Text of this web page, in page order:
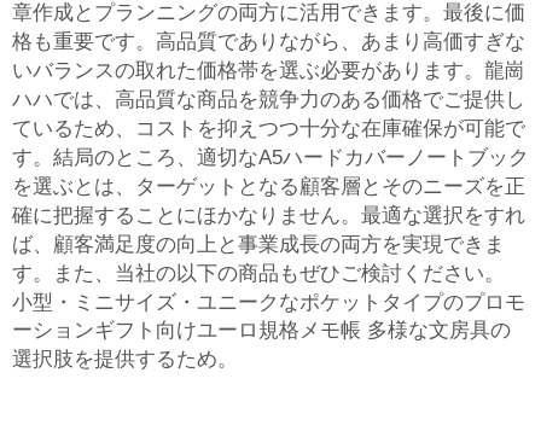
章作成とプランニングの両方に活用できます。最後に価
格も重要です。高品質でありながら、あまり高価すぎな
いバランスの取れた価格帯を選ぶ必要があります。龍崗
ハハでは、高品質な商品を競争力のある価格でご提供し
ているため、コストを抑えつつ十分な在庫確保が可能で
す。結局のところ、適切なA5ハードカバーノートブック
を選ぶとは、ターゲットとなる顧客層とそのニーズを正
確に把握することにほかなりません。最適な選択をすれ
ば、顧客満足度の向上と事業成長の両方を実現できま
す。また、当社の以下の商品もぜひご検討ください。
小型・ミニサイズ・ユニークなポケットタイプのプロモ
ーションギフト向けユーロ規格メモ帳 多様な文房具の
選択肢を提供するため。